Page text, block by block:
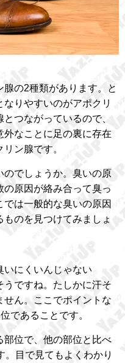
の2種類があります。と
りやすいのがアポクリ
つながっているので、
なことに足の裏に存在
ン腺です。
のでしょうか。臭いの原
原因が絡み合って臭っ
は一般的な臭いの原因
のを見つけてみましょ
いにくいんじゃない
ですね。たしかに汗そ
ん。ここでポイントな
であることです。
部位で、他の部位と比べ
。目で見てもよくわかり